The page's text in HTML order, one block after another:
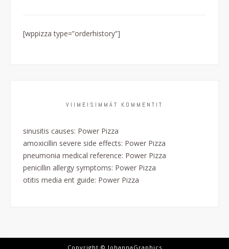
[wppizza type=”orderhistory”]
VIIMEISIMMÄT KOMMENTIT
sinusitis causes: Power Pizza
amoxicillin severe side effects: Power Pizza
pneumonia medical reference: Power Pizza
penicillin allergy symptoms: Power Pizza
otitis media ent guide: Power Pizza
Copyright © JohannaGraphics